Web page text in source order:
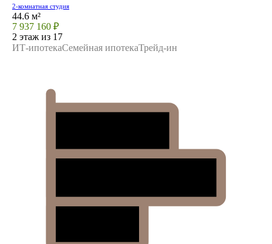
2-комнатная студия
44.6 м²
7 937 160 ₽
2 этаж из 17
ИТ-ипотекаСемейная ипотекаТрейд-ин